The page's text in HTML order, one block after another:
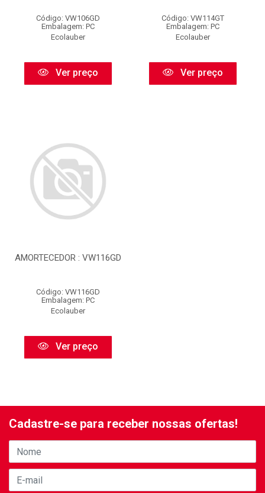
Código: VW106GD
Embalagem: PC
Ecolauber
Ver preço
Código: VW114GT
Embalagem: PC
Ecolauber
Ver preço
AMORTECEDOR : VW116GD
Código: VW116GD
Embalagem: PC
Ecolauber
Ver preço
Cadastre-se para receber nossas ofertas!